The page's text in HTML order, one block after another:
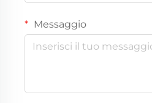
Messaggio